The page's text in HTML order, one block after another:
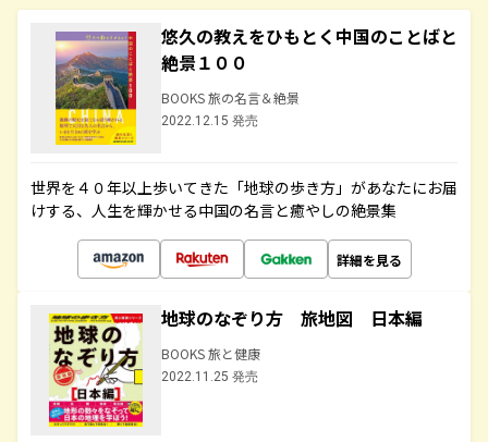
悠久の教えをひもとく中国のことばと
絶景１００
BOOKS 旅の名言＆絶景
2022.12.15 発売
世界を４０年以上歩いてきた「地球の歩き方」があなたにお届
けする、人生を輝かせる中国の名言と癒やしの絶景集
詳細を見る
地球のなぞり方 旅地図 日本編
BOOKS 旅と健康
2022.11.25 発売